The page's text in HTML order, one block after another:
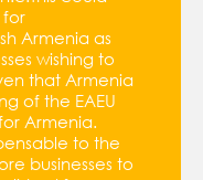
for
Armenia as
wishing to
that Armenia
of the EAEU
Armenia.
to the
businesses to